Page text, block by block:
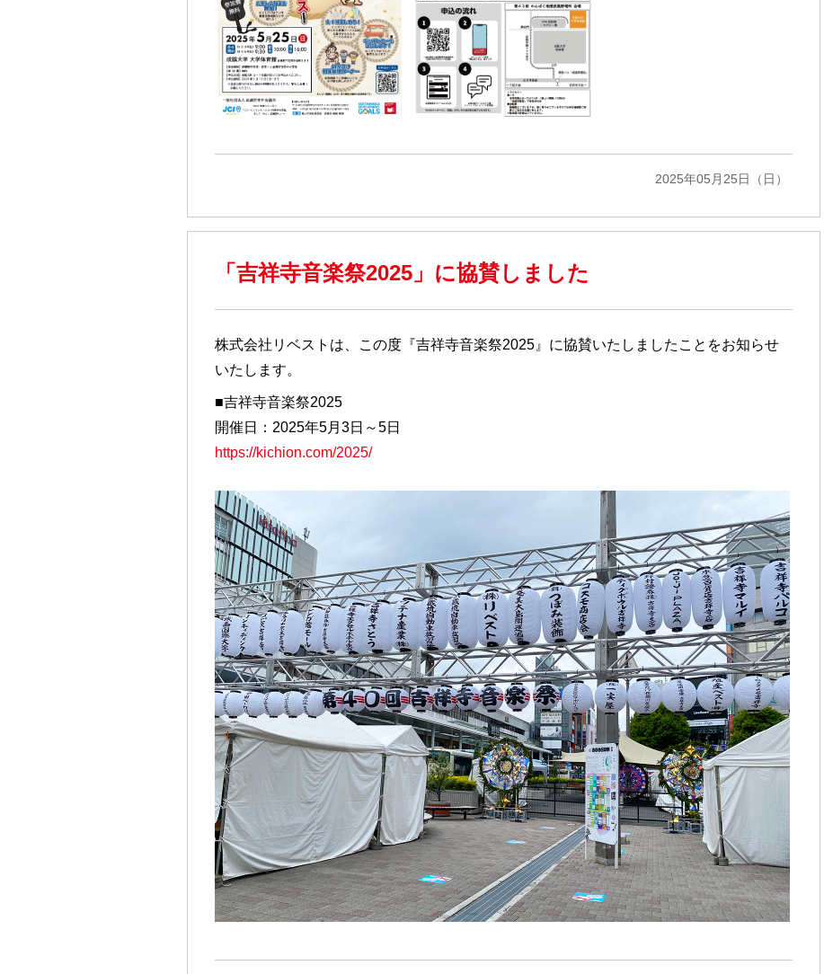
2025年05月25日（日）
「吉祥寺音楽祭2025」に協賛しました
株式会社リベストは、この度『吉祥寺音楽祭2025』に協賛いたしましたことをお知らせ
いたします。
■吉祥寺音楽祭2025
開催日：2025年5月3日～5日
https://kichion.com/2025/